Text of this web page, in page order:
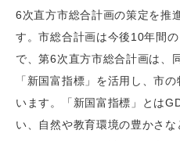
6次直方市総合計画の策定を推
す。市総合計画は今後10年間
で、第6次直方市総合計画は、
「新国富指標」を活用し、市
います。「新国富指標」とは
い、自然や教育環境の豊かさ